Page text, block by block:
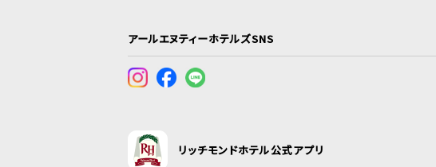
アールエヌティーホテルズSNS
リッチモンドホテル公式アプリ